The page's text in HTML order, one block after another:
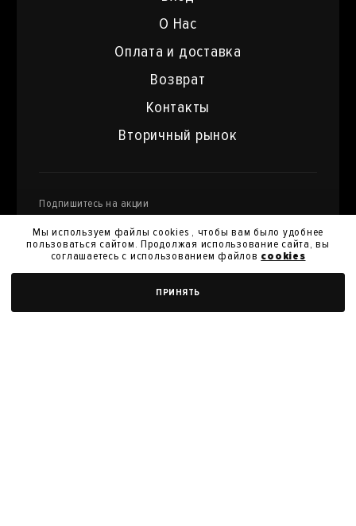
УЗНАТЬ СТОИМОСТЬ
О Нас
Оплата и доставка
Возврат
Контакты
Вторичный рынок
Подпишитесь на акции
согласие на обработку моих персональных
Мы используем файлы cookies , чтобы вам было удобнее
пользоваться сайтом. Продолжая использование сайта, вы
соглашаетесь с использованием файлов cookies
ПРИНЯТЬ